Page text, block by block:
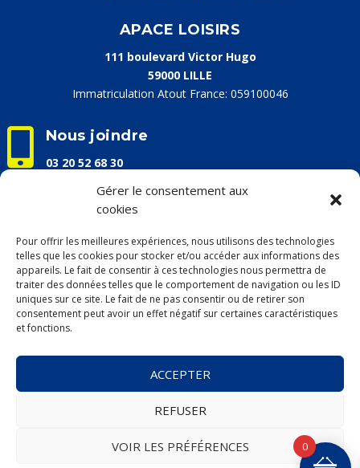
Gérer le consentement aux
cookies
Pour offrir les meilleures expériences, nous utilisons des technologies
telles que les cookies pour stocker et/ou accéder aux informations des
appareils. Le fait de consentir à ces technologies nous permettra de
traiter des données telles que le comportement de navigation ou les ID
uniques sur ce site. Le fait de ne pas consentir ou de retirer son
consentement peut avoir un effet négatif sur certaines caractéristiques
et fonctions.
ACCEPTER
REFUSER
VOIR LES PRÉFÉRENCES
APACE LOISIRS
111 boulevard Victor Hugo
59000 LILLE
Immatriculation Atout France: 059100046
 Nous joindre
03 20 52 68 30
Du lundi au vendredi :
9h00 – 13h00 / 14h00 – 17h00
Mentions légales &
Conditions Générales de Vente (CGV)
+ de détails ou d’infos :nous consulter 0